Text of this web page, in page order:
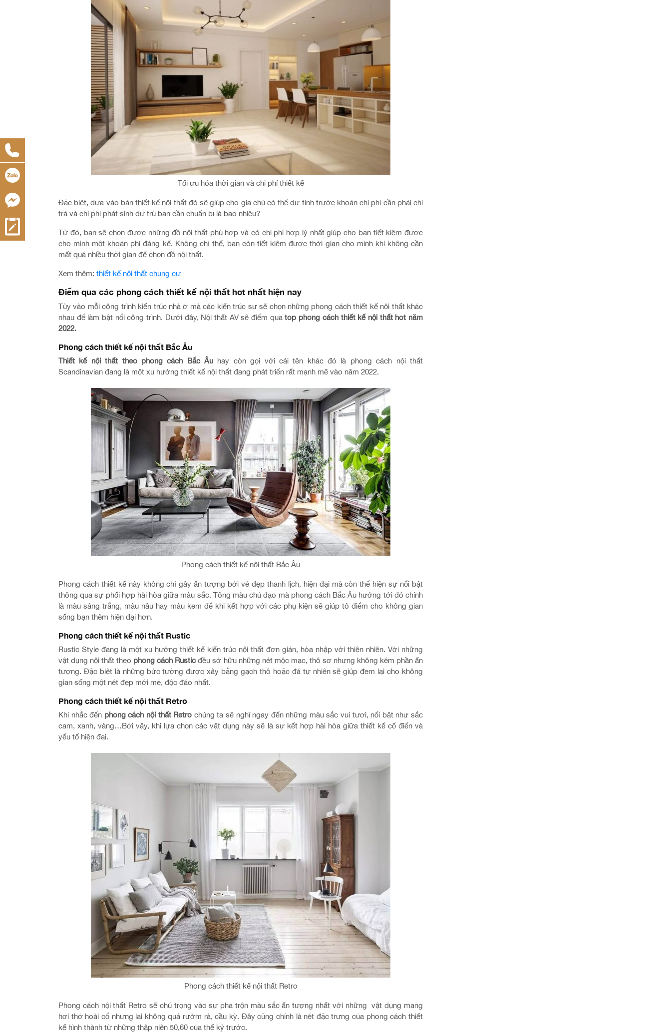
Tối ưu hóa thời gian và chi phí thiết kế
Đặc biệt, dựa vào bản thiết kế nội thất đó sẽ giúp cho gia chủ có thể dự tính trước khoản chi phí cần phải chi
trả và chi phí phát sinh dự trù bạn cần chuẩn bị là bao nhiêu?
Từ đó, bạn sẽ chọn được những đồ nội thất phù hợp và có chi phí hợp lý nhất giúp cho bạn tiết kiệm được
cho mình một khoản phí đáng kể. Không chỉ thế, bạn còn tiết kiệm được thời gian cho mình khi không cần
mất quá nhiều thời gian để chọn đồ nội thất.
Xem thêm: thiết kế nội thất chung cư
Điểm qua các phong cách thiết kế nội thất hot nhất hiện nay
Tùy vào mỗi công trình kiến trúc nhà ở mà các kiến trúc sư sẽ chọn những phong cách thiết kế nội thất khác
nhau để làm bật nổi công trình. Dưới đây, Nội thất AV sẽ điểm qua top phong cách thiết kế nội thất hot năm
2022.
Phong cách thiết kế nội thất Bắc Âu
Thiết kế nội thất theo phong cách Bắc Âu hay còn gọi với cái tên khác đó là phong cách nội thất
Scandinavian đang là một xu hướng thiết kế nội thất đang phát triển rất mạnh mẽ vào năm 2022.
Phong cách thiết kế nội thất Bắc Âu
Phong cách thiết kế này không chỉ gây ấn tượng bởi vẻ đẹp thanh lịch, hiện đại mà còn thể hiện sự nổi bật
thông qua sự phối hợp hài hòa giữa màu sắc. Tông màu chủ đạo mà phong cách Bắc Âu hướng tới đó chính
là màu sáng trắng, màu nâu hay màu kem để khi kết hợp với các phụ kiện sẽ giúp tô điểm cho không gian
sống bạn thêm hiện đại hơn.
Phong cách thiết kế nội thất Rustic
Rustic Style đang là một xu hướng thiết kế kiến trúc nội thất đơn giản, hòa nhập với thiên nhiên. Với những
vật dụng nội thất theo phong cách Rusticđều sở hữu những nét mộc mạc, thô sơ nhưng không kém phần ấn
tượng. Đặc biệt là những bức tường được xây bằng gạch thô hoặc đá tự nhiên sẽ giúp đem lại cho không
gian sống một nét đẹp mới mẻ, độc đáo nhất.
Phong cách thiết kế nội thất Retro
Khi nhắc đến phong cách nội thất Retro chúng ta sẽ nghĩ ngay đến những màu sắc vui tươi, nổi bật như sắc
cam, xanh, vàng…Bởi vậy, khi lựa chọn các vật dụng này sẽ là sự kết hợp hài hòa giữa thiết kế cổ điển và
yếu tố hiện đại.
Phong cách thiết kế nội thất Retro
Phong cách nội thất Retro sẽ chú trọng vào sự pha trộn màu sắc ấn tượng nhất với những vật dụng mang
hơi thở hoài cổ nhưng lại không quá rườm rà, cầu kỳ. Đây cũng chính là nét đặc trưng của phong cách thiết
kế hình thành từ những thập niên 50,60 của thế kỷ trước.